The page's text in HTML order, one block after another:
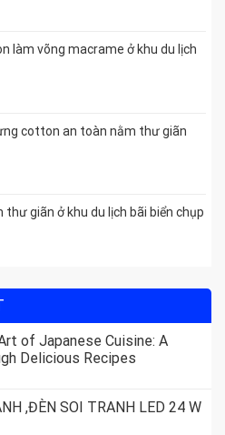
là:
làm võng macrame ở khu du lịch
cotton an toàn nằm thư giãn
thư giãn ở khu du lịch bãi biển chụp
of Japanese Cuisine: A
Delicious Recipes
,ĐÈN SOI TRANH LED 24 W